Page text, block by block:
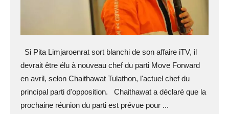
Si Pita Limjaroenrat sort blanchi de son affaire iTV, il
devrait être élu à nouveau chef du parti Move Forward
en avril, selon Chaithawat Tulathon, l'actuel chef du
principal parti d'opposition. Chaithawat a déclaré que la
prochaine réunion du parti est prévue pour ...